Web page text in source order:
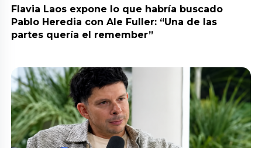
Flavia Laos expone lo que habría buscado
Pablo Heredia con Ale Fuller: “Una de las
partes quería el remember”